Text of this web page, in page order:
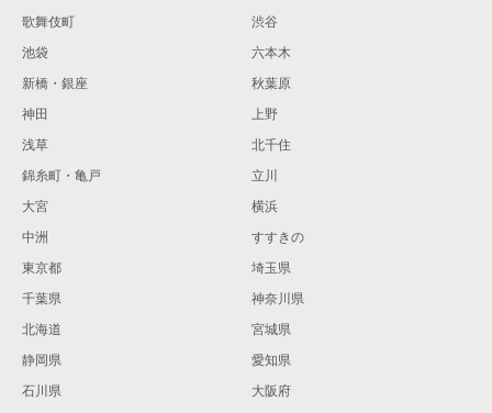
歌舞伎町
渋谷
池袋
六本木
新橋・銀座
秋葉原
神田
上野
浅草
北千住
錦糸町・亀戸
立川
大宮
横浜
中洲
すすきの
東京都
埼玉県
千葉県
神奈川県
北海道
宮城県
静岡県
愛知県
石川県
大阪府